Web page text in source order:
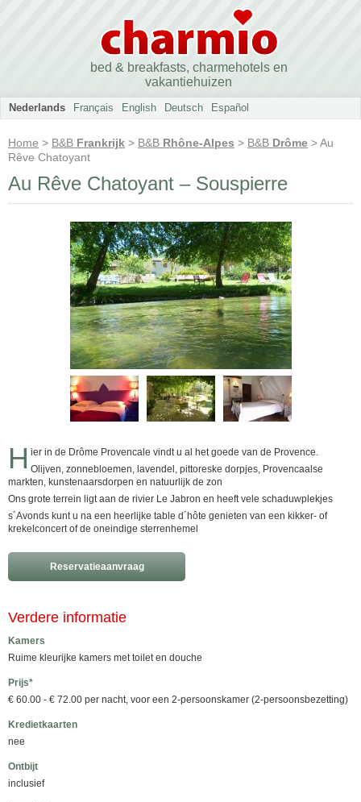
bed & breakfasts, charmehotels en
vakantiehuizen
Nederlands Français English Deutsch Español
Home > B&B Frankrijk > B&B Rhône-Alpes > B&B Drôme > Au
Rêve Chatoyant
Au Rêve Chatoyant – Souspierre
H ier in de Drôme Provencale vindt u al het goede van de Provence.
Olijven, zonnebloemen, lavendel, pittoreske dorpjes, Provencaalse
markten, kunstenaarsdorpen en natuurlijk de zon
Ons grote terrein ligt aan de rivier Le Jabron en heeft vele schaduwplekjes
s´Avonds kunt u na een heerlijke table d´hôte genieten van een kikker- of
krekelconcert of de oneindige sterrenhemel
Reservatieaanvraag
Verdere informatie
Kamers
Ruime kleurijke kamers met toilet en douche
Prijs*
€ 60.00 - € 72.00 per nacht, voor een 2-persoonskamer (2-persoonsbezetting)
Kredietkaarten
nee
Ontbijt
inclusief